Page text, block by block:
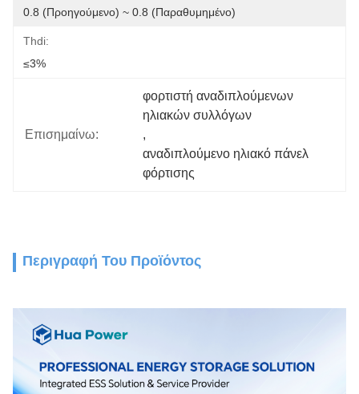
0.8 (Προηγούμενο) ~ 0.8 (Παραθυμημένο)
Thdi:
≤3%
Επισημαίνω:
φορτιστή αναδιπλούμενων
ηλιακών συλλόγων
,
αναδιπλούμενο ηλιακό πάνελ
φόρτισης
Περιγραφή Του Προϊόντος